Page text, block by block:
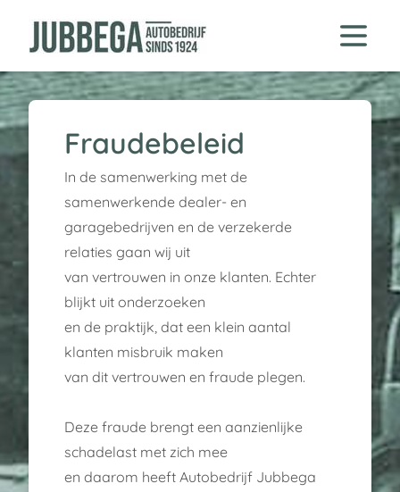
Fraudebeleid
In de samenwerking met de
samenwerkende dealer- en
garagebedrijven en de verzekerde
relaties gaan wij uit
van vertrouwen in onze klanten. Echter
blijkt uit onderzoeken
en de praktijk, dat een klein aantal
klanten misbruik maken
van dit vertrouwen en fraude plegen.
Deze fraude brengt een aanzienlijke
schadelast met zich mee
en daarom heeft Autobedrijf Jubbega